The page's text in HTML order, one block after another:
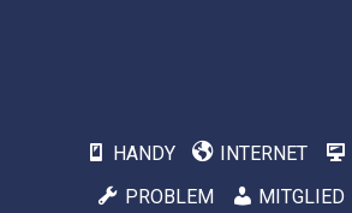
HANDY INTERNET
PROBLEM
MITGLIED